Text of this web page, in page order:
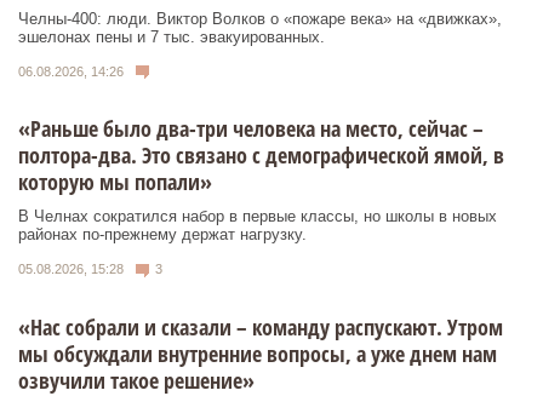
Челны-400: люди. Виктор Волков о «пожаре века» на «движках»,
эшелонах пены и 7 тыс. эвакуированных.
06.08.2026, 14:26
«Раньше было два-три человека на место, сейчас –
полтора-два. Это связано с демографической ямой, в
которую мы попали»
В Челнах сократился набор в первые классы, но школы в новых
районах по-прежнему держат нагрузку.
05.08.2026, 15:28 3
«Нас собрали и сказали – команду распускают. Утром
мы обсуждали внутренние вопросы, а уже днем нам
озвучили такое решение»